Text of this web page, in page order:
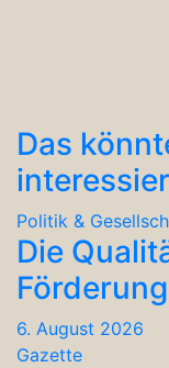
Das
Politik &
Die
6. August 2026
Gazette